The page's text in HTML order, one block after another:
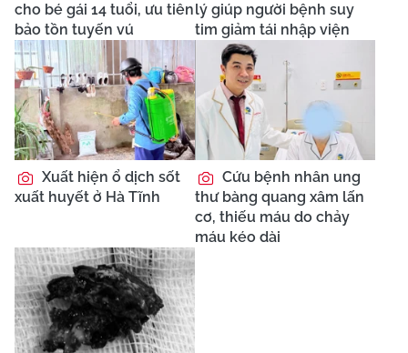
cho bé gái 14 tuổi, ưu tiên
bảo tồn tuyến vú
lý giúp người bệnh suy
tim giảm tái nhập viện
Xuất hiện ổ dịch sốt
xuất huyết ở Hà Tĩnh
Cứu bệnh nhân ung
thư bàng quang xâm lấn
cơ, thiếu máu do chảy
máu kéo dài